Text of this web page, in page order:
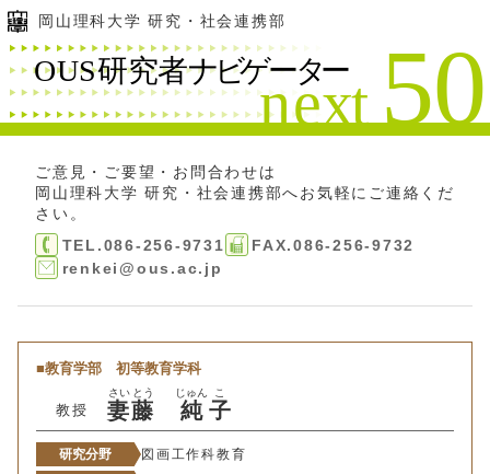
岡山理科大学 研究・社会連携部
ご意見・ご要望・お問合わせは
岡山理科大学 研究・社会連携部へお気軽にご連絡くだ
さい。
TEL.086-256-9731
FAX.086-256-9732
renkei@ous.ac.jp
教育学部 初等教育学科
教授 妻
さい
藤
とう
純
じゅん
子
こ
研究分野
図画工作科教育